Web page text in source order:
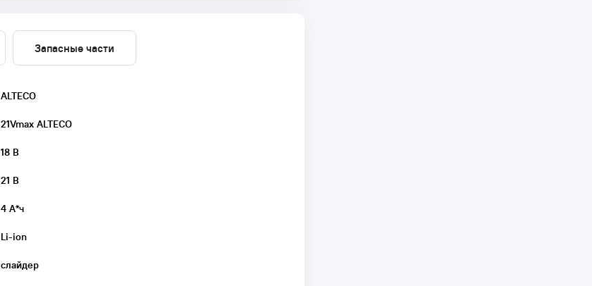
Запасные части
ALTECO
21Vmax ALTECO
18 В
21 В
4 А*ч
Li-ion
слайдер